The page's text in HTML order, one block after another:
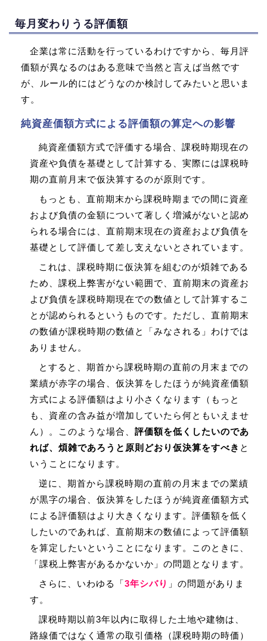
毎月変わりうる評価額
企業は常に活動を行っているわけですから、毎月評
価額が異なるのはある意味で当然と言えば当然です
が、ルール的にはどうなのか検討してみたいと思いま
す。
純資産価額方式による評価額の算定への影響
純資産価額方式で評価する場合、課税時期現在の
資産や負債を基礎として計算する、実際には課税時
期の直前月末で仮決算するのが原則です。
もっとも、直前期末から課税時期までの間に資産
および負債の金額について著しく増減がないと認め
られる場合には、直前期末現在の資産および負債を
基礎として評価して差し支えないとされています。
これは、課税時期に仮決算を組むのが煩雑である
ため、課税上弊害がない範囲で、直前期末の資産お
よび負債を課税時期現在での数値として計算するこ
とが認められるというものです。ただし、直前期末
の数値が課税時期の数値と「みなされる」わけでは
ありません。
とすると、期首から課税時期の直前の月末までの
業績が赤字の場合、仮決算をしたほうが純資産価額
方式による評価額はより小さくなります（もっと
も、資産の含み益が増加していたら何ともいえませ
ん）。このような場合、 評価額を低くしたいのであ
れば、煩雑であろうと原則どおり仮決算をすべき と
いうことになります。
逆に、期首から課税時期の直前の月末までの業績
が黒字の場合、仮決算をしたほうが純資産価額方式
による評価額はより大きくなります。評価額を低く
したいのであれば、直前期末の数値によって評価額
を算定したいということになります。このときに、
「課税上弊害があるかないか」の問題となります。
さらに、いわゆる「3年シバり 」の問題がありま
す。
課税時期以前3年以内に取得した土地や建物は、
路線価ではなく通常の取引価格（課税時期の時価）